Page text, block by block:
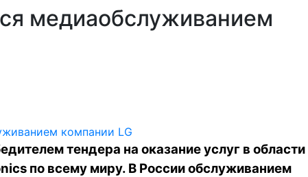
медиаобслуживанием
тендера на оказание услуг в области
по всему миру. В России обслуживанием